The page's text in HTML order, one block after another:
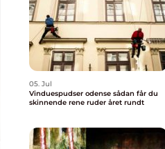
05. Jul
Vinduespudser odense sådan får du
skinnende rene ruder året rundt